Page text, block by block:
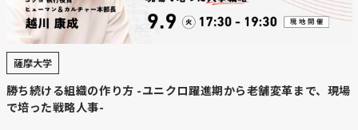
薩摩大学
勝ち続ける組織の作り方 -ユニクロ躍進期から老舗変革まで、現場
で培った戦略人事-